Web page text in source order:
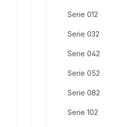
Serie 012
Serie 032
Serie 042
Serie 052
Serie 082
Serie 102